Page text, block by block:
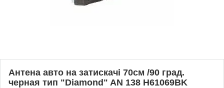
Антена авто на затискачі 70см /90 град.
черная тип "Diamond" AN 138 Н61069BK